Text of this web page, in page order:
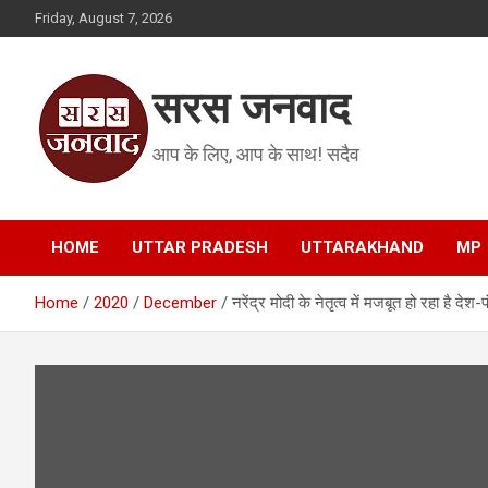
to
Friday, August 7, 2026
सरस जनवाद
आप के लिए, आप के साथ! सदैव
HOME UTTAR PRADESH UTTARAKHAND MP
Home 2020 December नरेंद्र मोदी के नेतृत्व में मजबूत हो रहा है देश-